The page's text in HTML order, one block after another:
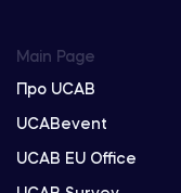
Main Page
Про UCAB
UCABevent
UCAB EU Office